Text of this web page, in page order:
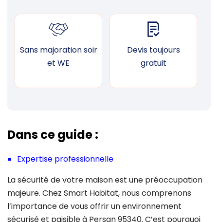
Sans majoration soir
et WE
Devis toujours
gratuit
Dans ce guide :
Expertise professionnelle
La sécurité de votre maison est une préoccupation
majeure. Chez Smart Habitat, nous comprenons
l’importance de vous offrir un environnement
sécurisé et paisible à Persan 95340. C’est pourquoi